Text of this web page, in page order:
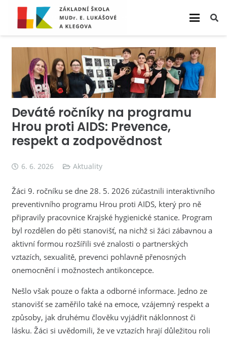
Deváté ročníky na programu
Hrou proti AIDS: Prevence,
respekt a zodpovědnost
6. 6. 2026 Aktuality
Žáci 9. ročníku se dne 28. 5. 2026 zúčastnili interaktivního
preventivního programu Hrou proti AIDS, který pro ně
připravily pracovnice Krajské hygienické stanice. Program
byl rozdělen do pěti stanovišť, na nichž si žáci zábavnou a
aktivní formou rozšířili své znalosti o partnerských
vztazích, sexualitě, prevenci pohlavně přenosných
onemocnění i možnostech antikoncepce.
Nešlo však pouze o fakta a odborné informace. Jedno ze
stanovišť se zaměřilo také na emoce, vzájemný respekt a
způsoby, jak druhému člověku vyjádřit náklonnost či
lásku. Žáci si uvědomili, že ve vztazích hrají důležitou roli